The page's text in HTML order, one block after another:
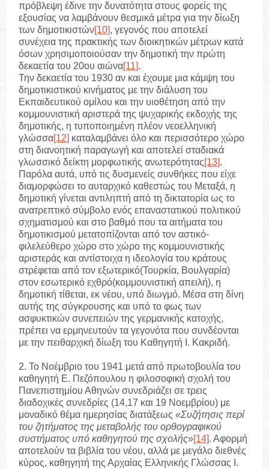
πρόβλεψη έδινε την δυνατότητα στους φορείς της
εξουσίας να λαμβάνουν θεσμικά μέτρα για την δίωξη
των δημοτικιστών[10], γεγονός που αποτελεί
συνέχεια της πρακτικής των διοικητικών μέτρων κατά
όσων χρησιμοποιούσαν την δημοτική την πρώτη
δεκαετία του 20ου αιώνα[11].
Την δεκαετία του 1930 αν και έχουμε μια κάμψη του
δημοτικιστικού κινήματος με την διάλυση του
Εκπαιδευτικού ομίλου και την υιοθέτηση από την
κομμουνιστική αριστερά της ψυχαρικής εκδοχής της
δημοτικής, η τυποποιημένη πλέον νεοελληνική
γλώσσα[12] καταλαμβάνει όλο και περισσότερο χώρο
στη διανοητική παραγωγή και αποτελεί σταδιακά
γλωσσικό δείκτη μορφωτικής ανωτερότητας[13].
Παρόλα αυτά, υπό τις δυσμενείς συνθήκες που είχε
διαμορφώσει το αυταρχικό καθεστώς του Μεταξά, η
δημοτική γίνεται αντιληπτή από τη δικτατορία ως το
ανατρεπτικό σύμβολο ενός επαναστατικού πολιτικού
σχηματισμού και στο βαθμό που τα αιτήματα του
δημοτικισμού μετατοπίζονται από τον αστικό-
φιλελεύθερο χώρο στο χώρο της κομμουνιστικής
αριστεράς και αντίστοιχα η ιδεολογία του κράτους
στρέφεται από τον εξωτερικό(Τουρκία, Βουλγαρία)
στον εσωτερικό εχθρό(κομμουνιστική απειλή), η
δημοτική τίθεται, εκ νέου, υπό διωγμό. Μέσα στη δίνη
αυτής της σύγκρουσης και υπό το φως των
ασφυκτικών συνεπειών της γερμανικής κατοχής,
πρέπει να ερμηνευτούν τα γεγονότα που συνδέονται
με την πειθαρχική δίωξη του Καθηγητή Ι. Κακριδή.
2. Το Νοέμβριο του 1941 μετά από πρωτοβουλία του
καθηγητή Ε. Πεζόπουλου η φιλοσοφική σχολή του
Πανεπιστημίου Αθηνών συνεδριάζει σε τρεις
διαδοχικές συνεδρίες (14,17 και 19 Νοεμβρίου) με
μοναδικό θέμα ημερησίας διατάξεως«Συζήτησις περί
του ζητήματος της μεταβολής του ορθογραφικού
συστήματος υπό καθηγητού της σχολής»[14]. Αφορμή
αποτελούν τα βιβλία του νέου, αλλά με μεγάλο διεθνές
κύρος, καθηγητή της Αρχαίας Ελληνικής Γλώσσας Ι.